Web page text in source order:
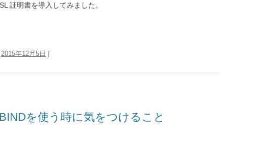
証明書を導入してみました。
2015年12月5日
を使う時に気をつけること